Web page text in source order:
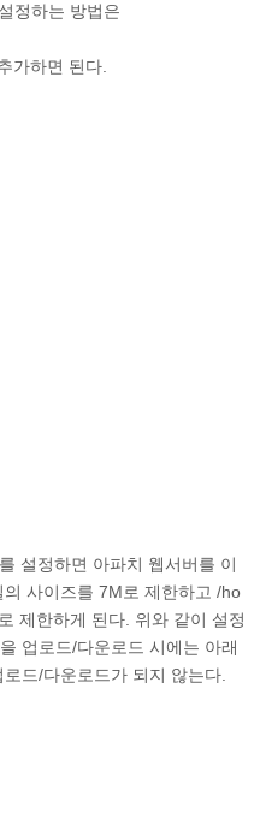
정하는 방법은
가하면 된다.
설정하면 아파치 웹서버를 이
사이즈를 7M로 제한하고 /ho
제한하게 된다. 위와 같이 설정
업로드/다운로드 시에는 아래
드/다운로드가 되지 않는다.